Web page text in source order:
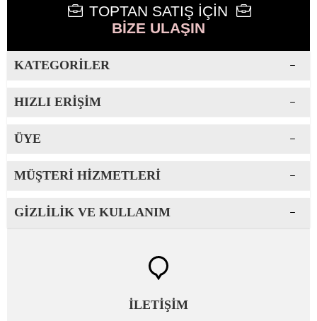
TOPTAN SATIŞ İÇİN
BİZE ULAŞIN
KATEGORILER
HIZLI ERIŞIM
ÜYE
MÜŞTERI HIZMETLERI
GIZLILIK VE KULLANIM
İLETİŞİM